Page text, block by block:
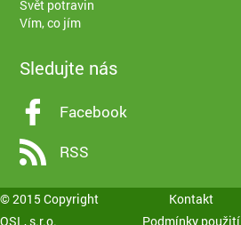
Svět potravin
Vím, co jím
Sledujte nás
Facebook
RSS
© 2015 Copyright
QSL, s.r.o.
Kontakt
Podmínky použití